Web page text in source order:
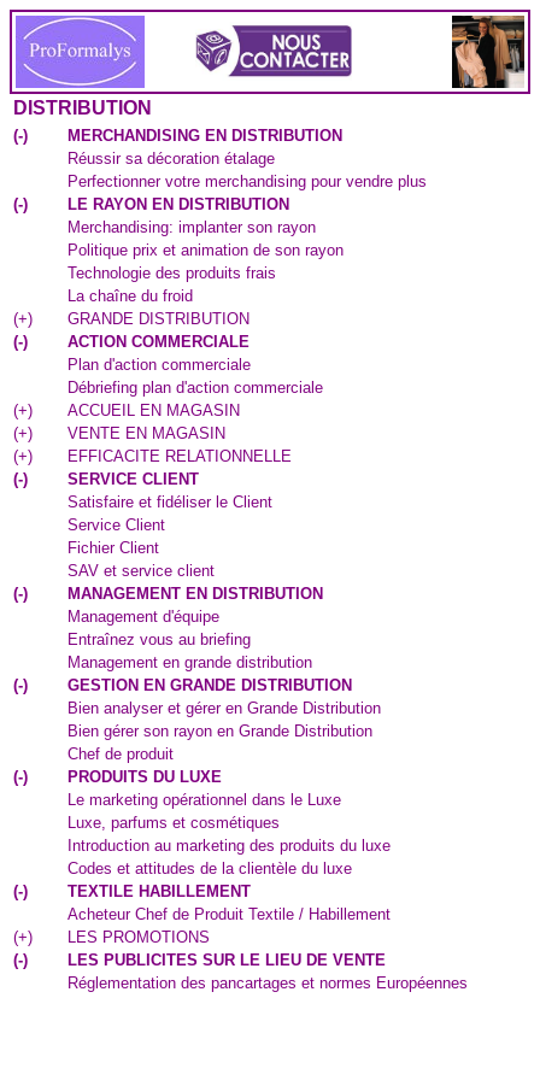
DISTRIBUTION
(-)
MERCHANDISING EN DISTRIBUTION
Réussir sa décoration étalage
Perfectionner votre merchandising pour vendre plus
(-)
LE RAYON EN DISTRIBUTION
Merchandising: implanter son rayon
Politique prix et animation de son rayon
Technologie des produits frais
La chaîne du froid
(+)
GRANDE DISTRIBUTION
(-)
ACTION COMMERCIALE
Plan d'action commerciale
Débriefing plan d'action commerciale
(+)
ACCUEIL EN MAGASIN
(+)
VENTE EN MAGASIN
(+)
EFFICACITE RELATIONNELLE
(-)
SERVICE CLIENT
Satisfaire et fidéliser le Client
Service Client
Fichier Client
SAV et service client
(-)
MANAGEMENT EN DISTRIBUTION
Management d'équipe
Entraînez vous au briefing
Management en grande distribution
(-)
GESTION EN GRANDE DISTRIBUTION
Bien analyser et gérer en Grande Distribution
Bien gérer son rayon en Grande Distribution
Chef de produit
(-)
PRODUITS DU LUXE
Le marketing opérationnel dans le Luxe
Luxe, parfums et cosmétiques
Introduction au marketing des produits du luxe
Codes et attitudes de la clientèle du luxe
(-)
TEXTILE HABILLEMENT
Acheteur Chef de Produit Textile / Habillement
(+)
LES PROMOTIONS
(-)
LES PUBLICITES SUR LE LIEU DE VENTE
Réglementation des pancartages et normes Européennes